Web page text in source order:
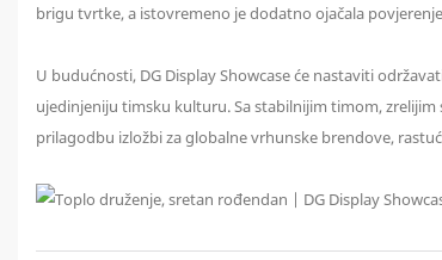
brigu tvrtke, a istovremeno je dodatno ojačala
U budućnosti, DG Display Showcase će nastaviti
ujedinjeniju timsku kulturu. Sa stabilnijim timom,
prilagodbu izložbi za globalne vrhunske brendove,